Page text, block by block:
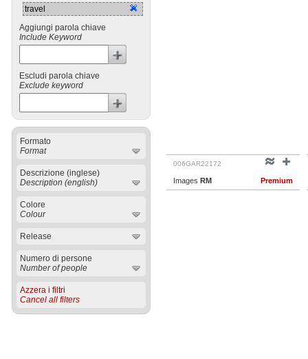
travel
Aggiungi parola chiave
Include Keyword
Escludi parola chiave
Exclude keyword
Formato
Format
Descrizione (inglese)
Description (english)
Colore
Colour
Release
Numero di persone
Number of people
Azzera i filtri
Cancel all filters
006GAR22172
Images RM Premium